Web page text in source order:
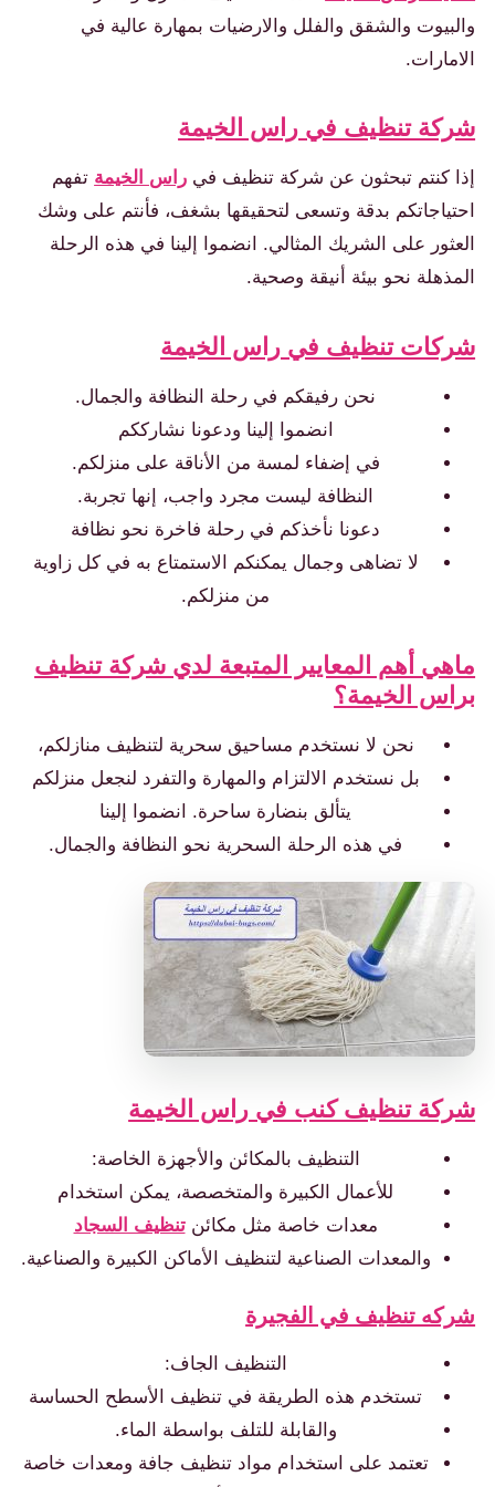
والبيوت والشقق والفلل والارضيات بمهارة عالية في
الامارات.
شركة تنظيف في راس الخيمة
إذا كنتم تبحثون عن شركة تنظيف في راس الخيمة تفهم
احتياجاتكم بدقة وتسعى لتحقيقها بشغف، فأنتم على وشك
العثور على الشريك المثالي. انضموا إلينا في هذه الرحلة
المذهلة نحو بيئة أنيقة وصحية.
شركات تنظيف في راس الخيمة
نحن رفيقكم في رحلة النظافة والجمال.
انضموا إلينا ودعونا نشارككم
في إضفاء لمسة من الأناقة على منزلكم.
النظافة ليست مجرد واجب، إنها تجربة.
دعونا نأخذكم في رحلة فاخرة نحو نظافة
لا تضاهى وجمال يمكنكم الاستمتاع به في كل زاوية
من منزلكم.
ماهي أهم المعايير المتبعة لدي شركة تنظيف
براس الخيمة؟
نحن لا نستخدم مساحيق سحرية لتنظيف منازلكم،
بل نستخدم الالتزام والمهارة والتفرد لنجعل منزلكم
يتألق بنضارة ساحرة. انضموا إلينا
في هذه الرحلة السحرية نحو النظافة والجمال.
شركة تنظيف كنب في راس الخيمة
التنظيف بالمكائن والأجهزة الخاصة:
للأعمال الكبيرة والمتخصصة، يمكن استخدام
معدات خاصة مثل مكائنتنظيف السجاد
والمعدات الصناعية لتنظيف الأماكن الكبيرة والصناعية.
شركه تنظيف في الفجيرة
التنظيف الجاف:
تستخدم هذه الطريقة في تنظيف الأسطح الحساسة
والقابلة للتلف بواسطة الماء.
تعتمد على استخدام مواد تنظيف جافة ومعدات خاصة